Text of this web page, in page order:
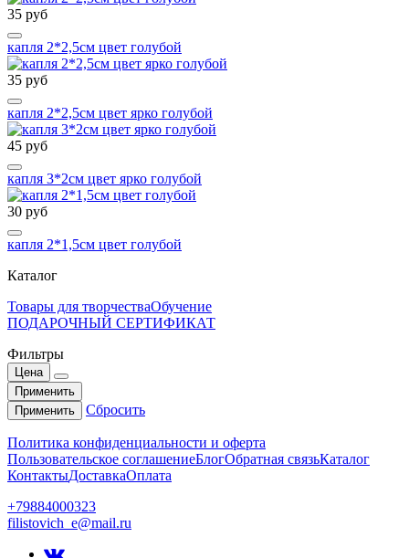
35 руб
капля 2*2,5см цвет голубой
35 руб
капля 2*2,5см цвет ярко голубой
45 руб
капля 3*2см цвет ярко голубой
30 руб
капля 2*1,5см цвет голубой
Каталог
Товары для творчестваОбучение
ПОДАРОЧНЫЙ СЕРТИФИКАТ
Фильтры
Цена
Применить
Применить
Сбросить
Политика конфиденциальности и оферта
Пользовательское соглашениеБлогОбратная связьКаталог
КонтактыДоставкаОплата
+79884000323
filistovich_e@mail.ru